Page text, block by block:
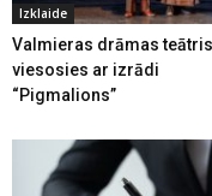
Izklaide
Valmieras drāmas teātris
viesosies ar izrādi
“Pigmalions”